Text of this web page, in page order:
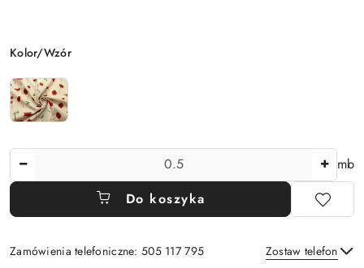
Wariant
Kolor/Wzór
mb
Do koszyka
Zamówienia telefoniczne: 505 117 795 Zostaw telefon